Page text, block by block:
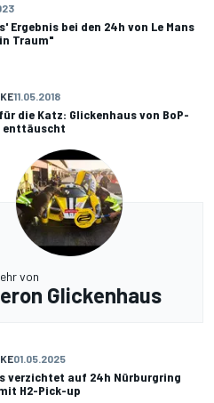
Ergebnis bei den 24h von Le Mans
Traum"
11.05.2018
die Katz: Glickenhaus von BoP-
enttäuscht
von
Glickenhaus
01.05.2025
verzichtet auf 24h Nürburgring
H2-Pick-up